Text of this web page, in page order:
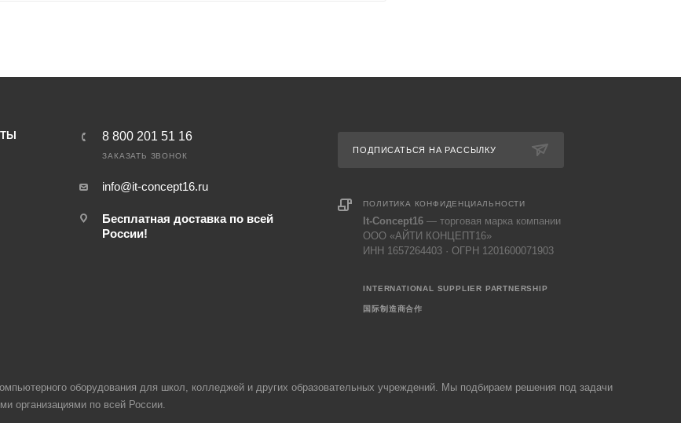
8 800 201 51 16
ЗАКАЗАТЬ ЗВОНОК
info@it-concept16.ru
Бесплатная доставка по всей
России!
ПОДПИСАТЬСЯ НА РАССЫЛКУ
ПОЛИТИКА КОНФИДЕНЦИАЛЬНОСТИ
It-Concept16 — торговая марка компании
ООО «АЙТИ КОНЦЕПТ16»
ИНН 1657264403 · ОГРН 1201600071903
INTERNATIONAL SUPPLIER PARTNERSHIP
国际制造商合作
оборудования для школ, колледжей и других образовательных учреждений. Мы подбираем решения под задачи
организациями по всей России.